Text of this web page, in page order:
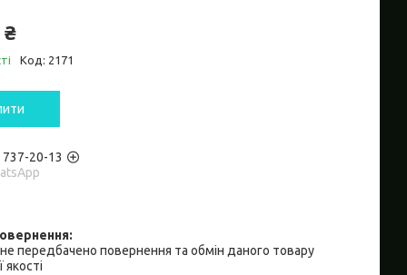
Код: 2171
737-20-13
передбачено повернення та обмін даного товару